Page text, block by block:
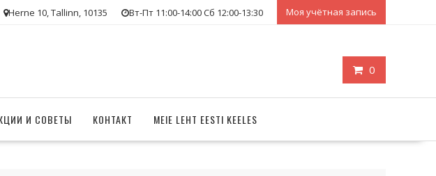
Herne 10, Tallinn, 10135 Вт-Пт 11:00-14:00 Сб 12:00-13:30 Моя учётная запись
0
И СОВЕТЫ КОНТАКТ MEIE LEHT EESTI KEELES